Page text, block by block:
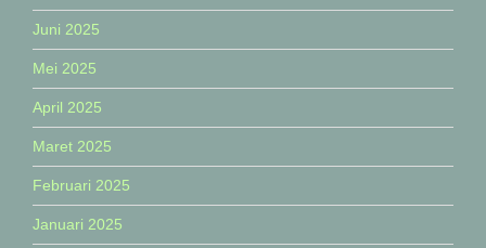
Juni 2025
Mei 2025
April 2025
Maret 2025
Februari 2025
Januari 2025